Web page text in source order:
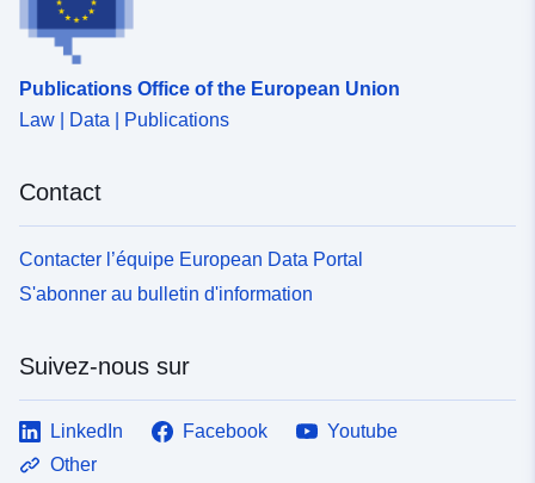
Publications Office of the European Union
Law | Data | Publications
Contact
Contacter l’équipe European Data Portal
S'abonner au bulletin d'information
Suivez-nous sur
LinkedIn Facebook
Youtube
Other